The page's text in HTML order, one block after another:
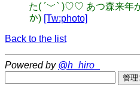
た( ´﹀` )♡♡ あつ森来年
か) [Tw:photo]
Back to the list
Powered by @h_hiro_